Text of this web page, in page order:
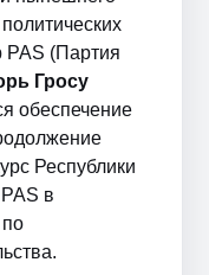
PAS (Партия
Гросу
обеспечение
Республики
в